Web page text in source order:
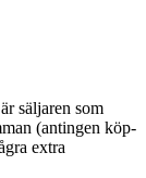
säljaren som
(antingen köp-
extra